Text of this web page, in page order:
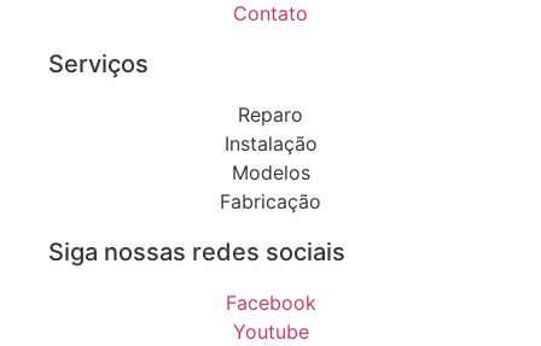
Contato
Serviços
Reparo
Instalação
Modelos
Fabricação
Siga nossas redes sociais
Facebook
Youtube